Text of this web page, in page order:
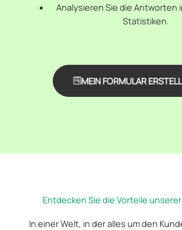
Analysieren Sie die Antworten
Statistiken.
MEIN FORMULAR
Entdecken Sie die Vorteile
In einer Welt, in der alles um den